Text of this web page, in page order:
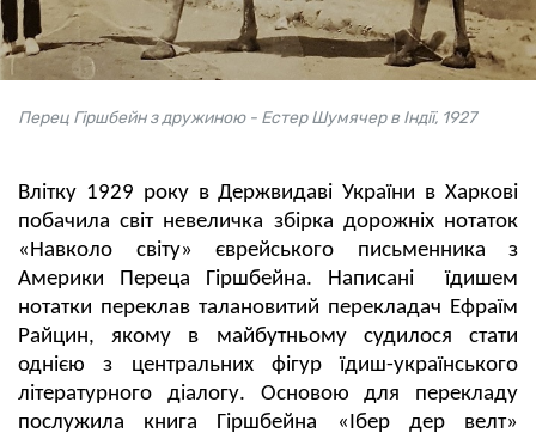
Перец Гіршбейн з дружиною - Естер Шумячер в Індії, 1927
Влітку 1929 року в Держвидаві України в Харкові
побачила світ невеличка збірка дорожніх нотаток
«Навколо світу» єврейського письменника з
Америки Переца Гіршбейна. Написані їдишем
нотатки переклав талановитий перекладач Ефраїм
Райцин, якому в майбутньому судилося стати
однією з центральних фігур їдиш-українського
літературного діалогу. Основою для перекладу
послужила книга Гіршбейна «Ібер дер велт»